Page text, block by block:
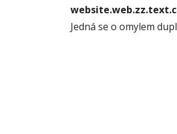
Jedná se o omylem